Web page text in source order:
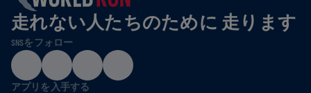
走れない人たちのために 走ります
SNSをフォロー
アプリを入手する